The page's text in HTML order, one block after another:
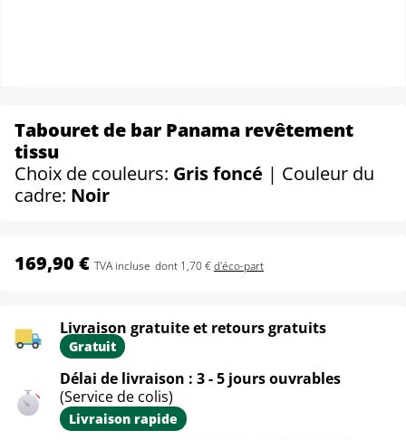
Tabouret de bar Panama revêtement
tissu
Choix de couleurs: Gris foncé | Couleur du
cadre: Noir
169,90 € TVA incluse dont 1,70 €d'éco-part
Livraison gratuite et retours gratuits
Gratuit
Délai de livraison : 3 - 5 jours ouvrables
(Service de colis)
Livraison rapide